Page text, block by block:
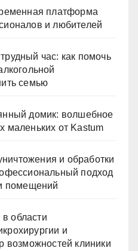
платформа
и любителей
час: как помочь
семью
домик: волшебное
маленьких от Kastum
и обработки
подход
помещений
области
и
возможностей клиники